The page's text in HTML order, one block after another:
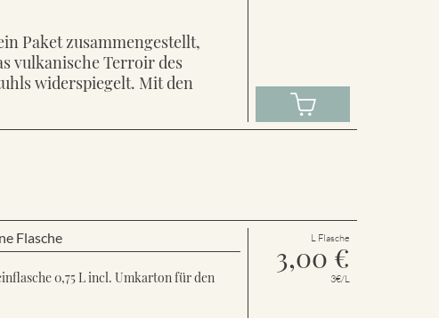
Paket zusammengestellt,
vulkanische Terroir des
widerspiegelt. Mit den
Flasche
0,75 L incl. Umkarton für den
L Flasche
3,00 €
3€/L